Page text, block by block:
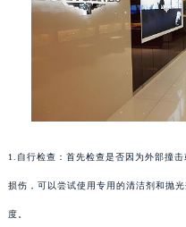
1.自行检查：首先检查是否因为外部撞
损伤，可以尝试使用专用的清洁剂和抛
度。